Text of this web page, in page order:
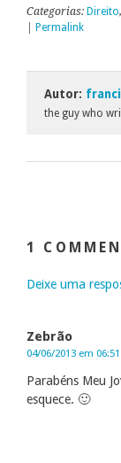
Categorias: Direito,
Permalink
Autor:
the guy who
1
Deixe uma
Zebrão
04/06/2013 em 06:51
Parabéns Meu
esquece. 🙂